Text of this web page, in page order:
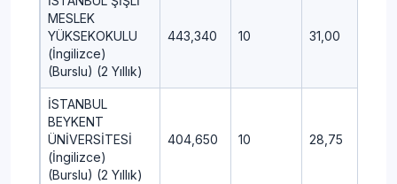
MESLEK
YÜKSEKOKULU
(İngilizce)
(Burslu) (2 Yıllık)
443,340 10 31,00
İSTANBUL
BEYKENT
ÜNİVERSİTESİ
(İngilizce)
(Burslu) (2 Yıllık)
404,650 10 28,75